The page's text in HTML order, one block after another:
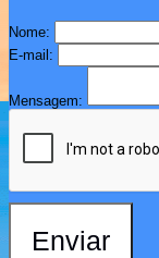
Nome:
E-mail:
Mensagem:
Enviar